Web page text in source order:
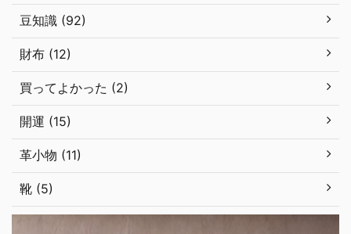
豆知識 (92)
財布 (12)
買ってよかった (2)
開運 (15)
革小物 (11)
靴 (5)